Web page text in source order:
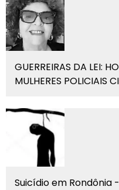
GUERREIRAS DA LEI:
MULHERES POLICIAIS
Suicídio em